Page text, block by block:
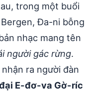
trong một buổi
Đa-ni bỗng
nhạc mang tên
người gác rừng.
ra người đàn
E-đơ-va Gờ-ríc